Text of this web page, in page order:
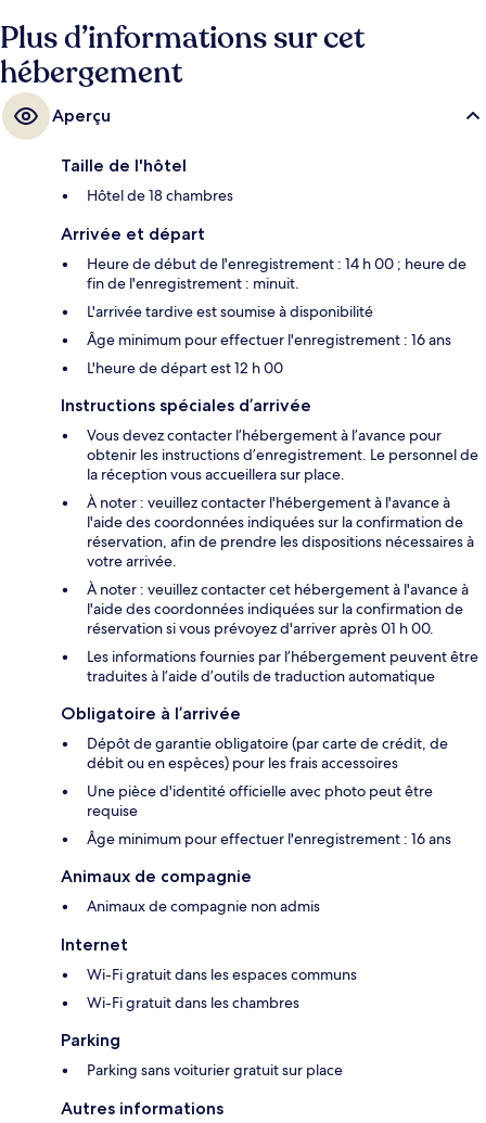
Plus d’informations sur cet
hébergement
Aperçu
Taille de l'hôtel
Hôtel de 18 chambres
Arrivée et départ
Heure de début de l'enregistrement : 14 h 00 ; heure de
fin de l'enregistrement : minuit.
L'arrivée tardive est soumise à disponibilité
Âge minimum pour effectuer l'enregistrement : 16 ans
L'heure de départ est 12 h 00
Instructions spéciales d’arrivée
Vous devez contacter l’hébergement à l’avance pour
obtenir les instructions d’enregistrement. Le personnel de
la réception vous accueillera sur place.
À noter : veuillez contacter l'hébergement à l'avance à
l'aide des coordonnées indiquées sur la confirmation de
réservation, afin de prendre les dispositions nécessaires à
votre arrivée.
À noter : veuillez contacter cet hébergement à l'avance à
l'aide des coordonnées indiquées sur la confirmation de
réservation si vous prévoyez d'arriver après 01 h 00.
Les informations fournies par l’hébergement peuvent être
traduites à l’aide d’outils de traduction automatique
Obligatoire à l’arrivée
Dépôt de garantie obligatoire (par carte de crédit, de
débit ou en espèces) pour les frais accessoires
Une pièce d'identité officielle avec photo peut être
requise
Âge minimum pour effectuer l'enregistrement : 16 ans
Animaux de compagnie
Animaux de compagnie non admis
Internet
Wi-Fi gratuit dans les espaces communs
Wi-Fi gratuit dans les chambres
Parking
Parking sans voiturier gratuit sur place
Autres informations